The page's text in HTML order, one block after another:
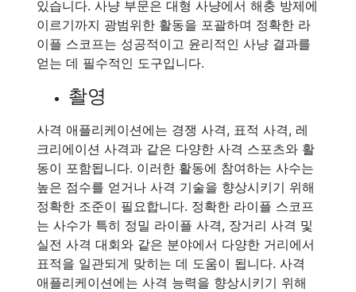
있습니다. 사냥 부문은 대형 사냥에서 해충 방제에
이르기까지 광범위한 활동을 포괄하며 정확한 라
이플 스코프는 성공적이고 윤리적인 사냥 결과를
얻는 데 필수적인 도구입니다.
촬영
사격 애플리케이션에는 경쟁 사격, 표적 사격, 레
크리에이션 사격과 같은 다양한 사격 스포츠와 활
동이 포함됩니다. 이러한 활동에 참여하는 사수는
높은 점수를 얻거나 사격 기술을 향상시키기 위해
정확한 조준이 필요합니다. 정확한 라이플 스코프
는 사수가 특히 정밀 라이플 사격, 장거리 사격 및
실전 사격 대회와 같은 분야에서 다양한 거리에서
표적을 일관되게 맞히는 데 도움이 됩니다. 사격
애플리케이션에는 사격 능력을 향상시키기 위해